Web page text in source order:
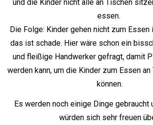
und die Kinder nicht alle an Tischen
essen.
Die Folge: Kinder gehen nicht zum Essen
das ist schade. Hier wäre schon ein
und fleißige Handwerker gefragt, damit
werden kann, um die Kinder zum Essen
können.
Es werden noch einige Dinge gebraucht
würden sich sehr freuen